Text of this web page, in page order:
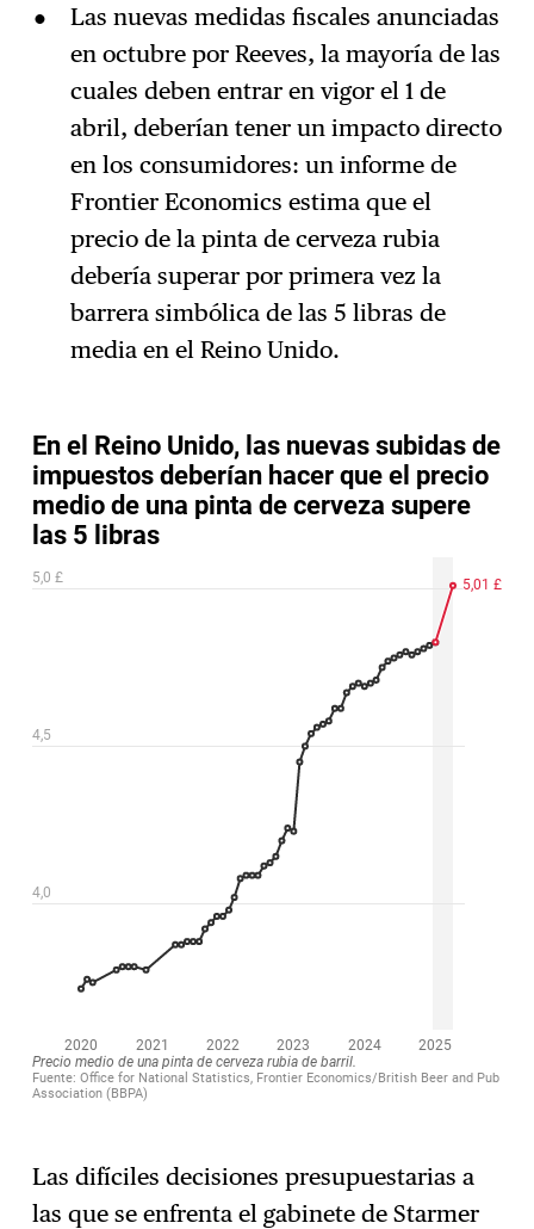
Las nuevas medidas fiscales anunciadas
en octubre por Reeves, la mayoría de las
cuales deben entrar en vigor el 1 de
abril, deberían tener un impacto directo
en los consumidores: un informe de
Frontier Economics estima que el
precio de la pinta de cerveza rubia
debería superar por primera vez la
barrera simbólica de las 5 libras de
media en el Reino Unido.
Las difíciles decisiones presupuestarias a
las que se enfrenta el gabinete de Starmer